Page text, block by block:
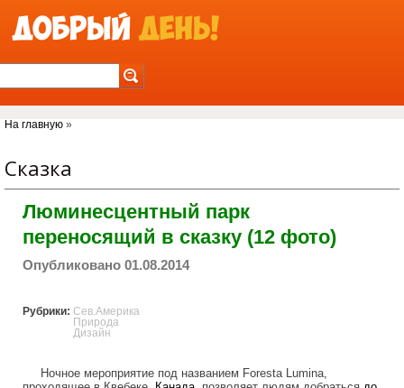
Вы здесь
На главную »
Сказка
Люминесцентный парк
переносящий в сказку (12 фото)
Опубликовано 01.08.2014
Рубрики: Сев.Америка
Природа
Дизайн
Ночное мероприятие под названием Foresta Lumina,